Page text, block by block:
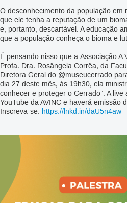
O desconhecimento da população em
que ele tenha a reputação de um
e, portanto, descartável. A educação
que a população conheça o bioma e
É pensando nisso que a Associação
Profa. Dra. Rosângela Corrêa, da
Diretora Geral do @museucerrado
dia 27 deste mês, às 19h30, ela
conhecer e proteger o Cerrado”. A live
YouTube da AVINC e haverá emissão
Inscreva-se: https://lnkd.in/daU5n4aw